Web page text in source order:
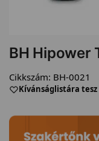
BH Hipower
Cikkszám: BH-0021
Kívánságlistára tesz